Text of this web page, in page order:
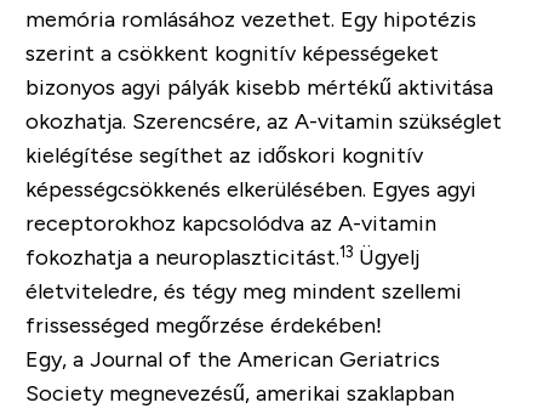
memória romlásához vezethet. Egy hipotézis
szerint a csökkent kognitív képességeket
bizonyos agyi pályák kisebb mértékű aktivitása
okozhatja. Szerencsére, az A-vitamin szükséglet
kielégítése segíthet az időskori kognitív
képességcsökkenés elkerülésében. Egyes agyi
receptorokhoz kapcsolódva az A-vitamin
fokozhatja a neuroplaszticitást.13 Ügyelj
életviteledre, és tégy meg mindent szellemi
frissességed megőrzése érdekében!
Egy, a Journal of the American Geriatrics
Society megnevezésű, amerikai szaklapban